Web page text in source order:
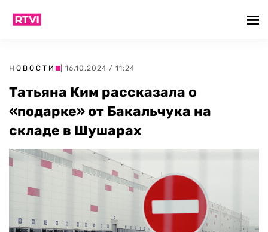
НОВОСТИ | 16.10.2024 / 11:24
Татьяна Ким рассказала о
«подарке» от Бакальчука на
складе в Шушарах